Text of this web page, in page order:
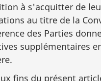
à s'acquitter de
au titre de la
des Parties
supplémentaires
fins du présent